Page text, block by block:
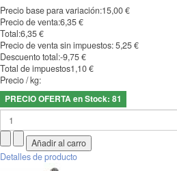
Precio base para variación:15,00 €
Precio de venta:6,35 €
Total:6,35 €
Precio de venta sin impuestos:5,25 €
Descuento total:-9,75 €
Total de impuestos1,10 €
Precio / kg:
PRECIO OFERTA en Stock: 81
Detalles de producto